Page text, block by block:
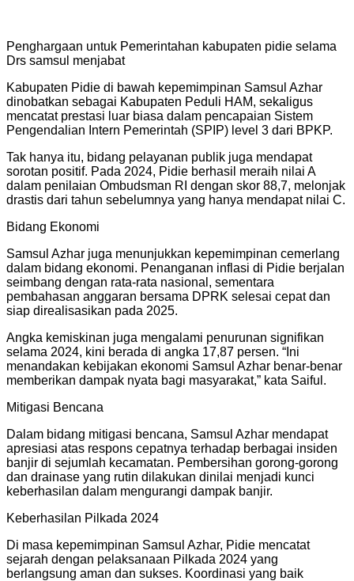
Penghargaan untuk Pemerintahan kabupaten pidie selama
Drs samsul menjabat
Kabupaten Pidie di bawah kepemimpinan Samsul Azhar
dinobatkan sebagai Kabupaten Peduli HAM, sekaligus
mencatat prestasi luar biasa dalam pencapaian Sistem
Pengendalian Intern Pemerintah (SPIP) level 3 dari BPKP.
Tak hanya itu, bidang pelayanan publik juga mendapat
sorotan positif. Pada 2024, Pidie berhasil meraih nilai A
dalam penilaian Ombudsman RI dengan skor 88,7, melonjak
drastis dari tahun sebelumnya yang hanya mendapat nilai C.
Bidang Ekonomi
Samsul Azhar juga menunjukkan kepemimpinan cemerlang
dalam bidang ekonomi. Penanganan inflasi di Pidie berjalan
seimbang dengan rata-rata nasional, sementara
pembahasan anggaran bersama DPRK selesai cepat dan
siap direalisasikan pada 2025.
Angka kemiskinan juga mengalami penurunan signifikan
selama 2024, kini berada di angka 17,87 persen. “Ini
menandakan kebijakan ekonomi Samsul Azhar benar-benar
memberikan dampak nyata bagi masyarakat,” kata Saiful.
Mitigasi Bencana
Dalam bidang mitigasi bencana, Samsul Azhar mendapat
apresiasi atas respons cepatnya terhadap berbagai insiden
banjir di sejumlah kecamatan. Pembersihan gorong-gorong
dan drainase yang rutin dilakukan dinilai menjadi kunci
keberhasilan dalam mengurangi dampak banjir.
Keberhasilan Pilkada 2024
Di masa kepemimpinan Samsul Azhar, Pidie mencatat
sejarah dengan pelaksanaan Pilkada 2024 yang
berlangsung aman dan sukses. Koordinasi yang baik